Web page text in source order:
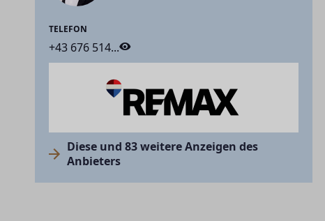
TELEFON
+43 676 514...
Diese und 83 weitere Anzeigen des
Anbieters